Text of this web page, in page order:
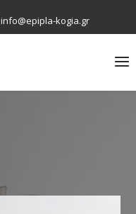
info@epipla-kogia.gr